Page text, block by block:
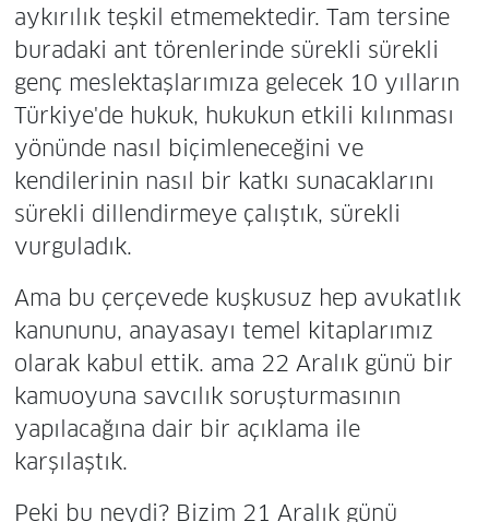
aykırılık teşkil etmemektedir. Tam tersine
buradaki ant törenlerinde sürekli sürekli
genç meslektaşlarımıza gelecek 10 yılların
Türkiye'de hukuk, hukukun etkili kılınması
yönünde nasıl biçimleneceğini ve
kendilerinin nasıl bir katkı sunacaklarını
sürekli dillendirmeye çalıştık, sürekli
vurguladık.
Ama bu çerçevede kuşkusuz hep avukatlık
kanununu, anayasayı temel kitaplarımız
olarak kabul ettik. ama 22 Aralık günü bir
kamuoyuna savcılık soruşturmasının
yapılacağına dair bir açıklama ile
karşılaştık.
Peki bu neydi? Bizim 21 Aralık günü